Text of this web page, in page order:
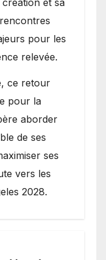
pour les
relevée.
ce retour
pour la
aborder
de ses
ses
vers les
2028.